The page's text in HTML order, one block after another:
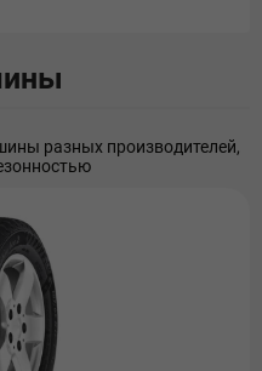
разных производителей,